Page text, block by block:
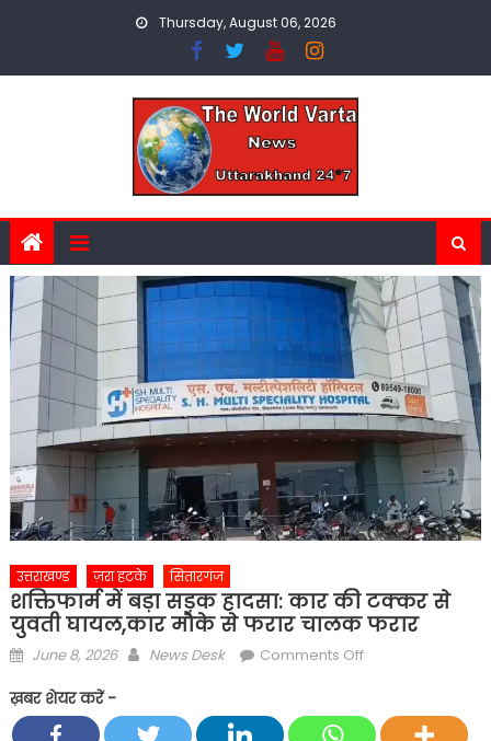
Thursday, August 06, 2026
उत्तराखण्ड ज़रा हटके सितारगंज
शक्तिफार्म में बड़ा सड़क हादसा: कार की टक्कर से
युवती घायल,कार मौके से फरार चालक फरार
Posted
June 8, 2026 Author
News Desk Comments Offon
बड़ा
ख़बर शेयर करें -